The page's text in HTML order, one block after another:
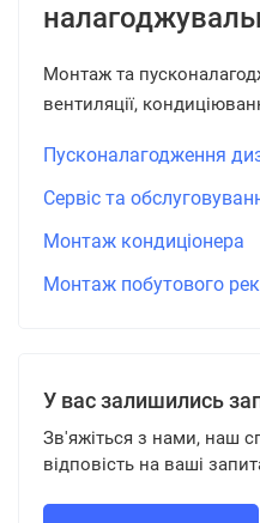
Монтаж та
вентиляції,
Пусконалагодження
Сервіс та
Монтаж кондиціонера
Монтаж побутового
У вас залишились
Зв'яжіться з нами, наш
відповість на ваші